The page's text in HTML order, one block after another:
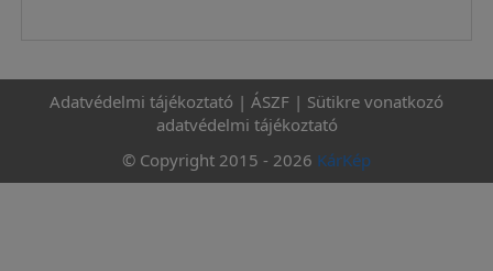
Adatvédelmi tájékoztató | ÁSZF | Sütikre vonatkozó
adatvédelmi tájékoztató
© Copyright 2015 - 2026 KárKép